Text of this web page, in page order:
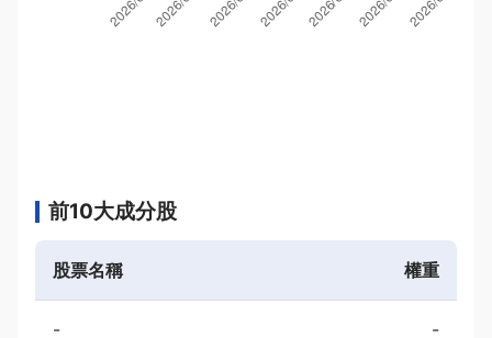
前10大成分股
股票名稱 權重
- -